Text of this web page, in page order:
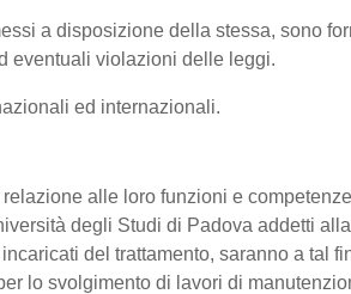
a disposizione della stessa, sono
eventuali violazioni delle leggi.
ed internazionali.
alle loro funzioni e
degli Studi di Padova addetti
del trattamento, saranno a tal
lo svolgimento di lavori di